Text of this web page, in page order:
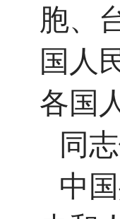
胞、
国人
各国
同
中